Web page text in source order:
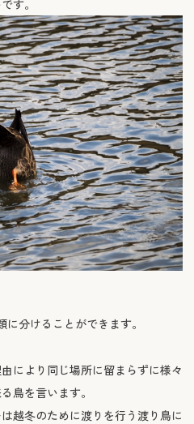
す。
分けることができます。
により同じ場所に留まらずに様々
鳥を言います。
越冬のために渡りを行う渡り鳥に